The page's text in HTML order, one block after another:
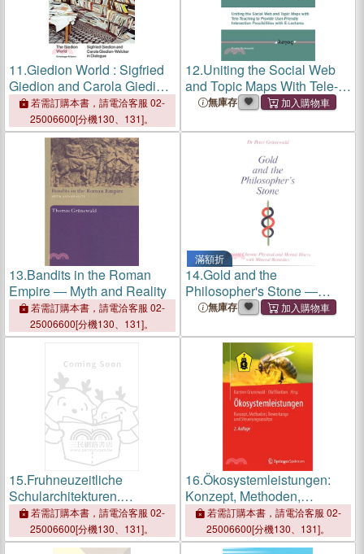
11.Giedion World : Sigfried
Giedion and Carola Giedion-
Welcker in Dialogue
若需訂購本書，請電洽客服 02-
25006600[分機130、131]。
12.Uniting the Social Web
and Topic Maps With Tele-
Teaching to Provide User-
Possibilities With E-Lectures
無庫存
13.Bandits in the Roman
Empire ― Myth and Reality
若需訂購本書，請電洽客服 02-
25006600[分機130、131]。
滿額折
14.Gold and the
Philosopher's Stone ―
Treating Chronic Physical
Mineral Remedies
無庫存
15.Fruhneuzeitliche
Schularchitekturen.
Internationale Und
Interdisziplinare
Perspektiven
若需訂購本書，請電洽客服 02-
25006600[分機130、131]。
16.Ökosystemleistungen:
Konzept, Methoden,
Bewertungs- Und
Steuerungsansätze
若需訂購本書，請電洽客服 02-
25006600[分機130、131]。